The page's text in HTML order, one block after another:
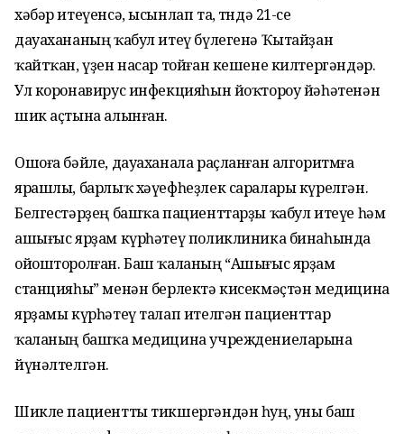
хәбәр итеүенсә, ысынлап та, төндә 21-се
дауахананың ҡабул итеү бүлегенә Ҡытайҙан
ҡайтҡан, үҙен насар тойған кешене килтергәндәр.
Ул коронавирус инфекцияһын йоҡтороу йәһәтенән
шик аҫтына алынған.
Ошоға бәйле, дауаханала раҫланған алгоритмға
ярашлы, барлыҡ хәүефһеҙлек саралары күрелгән.
Белгестәрҙең башҡа пациенттарҙы ҡабул итеүе һәм
ашығыс ярҙам күрһәтеү поликлиника бинаһында
ойошторолған. Баш ҡаланың “Ашығыс ярҙам
станцияһы” менән берлектә кисекмәҫтән медицина
ярҙамы күрһәтеү талап ителгән пациенттар
ҡаланың башҡа медицина учреждениеларына
йүнәлтелгән.
Шикле пациентты тикшергәндән һуң, уны баш